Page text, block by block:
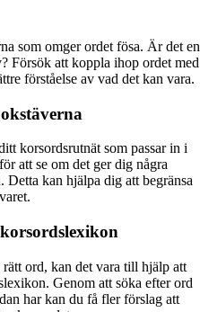
som omger ordet fösa. Är det en
Försök att koppla ihop ordet med
förståelse av vad det kan vara.
korsordsrutnät som passar in i
att se om det ger dig några
kan hjälpa dig att begränsa
ord, kan det vara till hjälp att
Genom att söka efter ord
har kan du få fler förslag att